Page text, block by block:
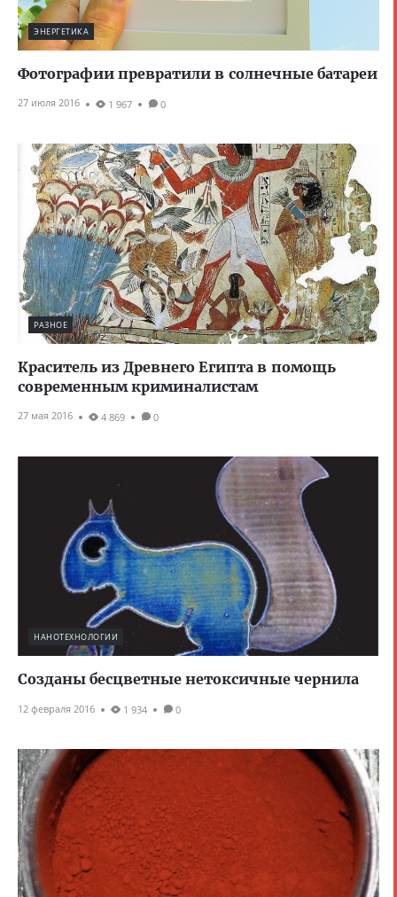
ЭНЕРГЕТИКА
Фотографии превратили в солнечные батареи
27 июля 2016 1 967 0
РАЗНОЕ
Краситель из Древнего Египта в помощь
современным криминалистам
27 мая 2016 4 869 0
НАНОТЕХНОЛОГИИ
Созданы бесцветные нетоксичные чернила
12 февраля 2016 1 934 0